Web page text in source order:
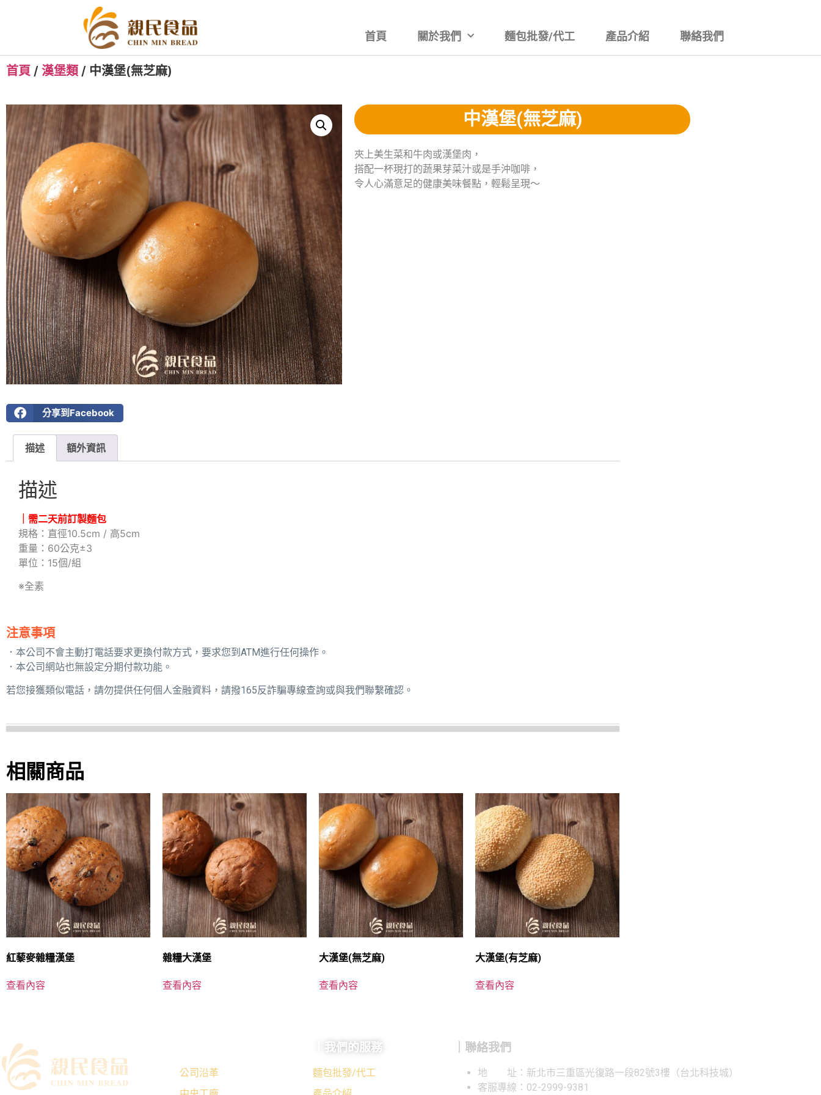
首頁 關於我們 麵包批發/代工 產品介紹 聯絡我們
首頁 / 漢堡類 / 中漢堡(無芝麻)
分享到Facebook
中漢堡(無芝麻)
夾上美生菜和牛肉或漢堡肉，
搭配一杯現打的蔬果芽菜汁或是手沖咖啡，
令人心滿意足的健康美味餐點，輕鬆呈現～
描述 額外資訊
描述
｜需二天前訂製麵包
規格：直徑10.5cm / 高5cm
重量：60公克±3
單位：15個/組
※全素
注意事項
．本公司不會主動打電話要求更換付款方式，要求您到ATM進行任何操作。
．本公司網站也無設定分期付款功能。
若您接獲類似電話，請勿提供任何個人金融資料，請撥165反詐騙專線查詢或與我們聯繫確認。
相關商品
紅藜麥雜糧漢堡
查看內容
雜糧大漢堡
查看內容
大漢堡(無芝麻)
查看內容
大漢堡(有芝麻)
查看內容
公司沿革
｜我們的服務
麵包批發/代工
｜聯絡我們
地 址：新北市三重區光復路一段82號3樓（台北科技城）
客服專線：02-2999-9381